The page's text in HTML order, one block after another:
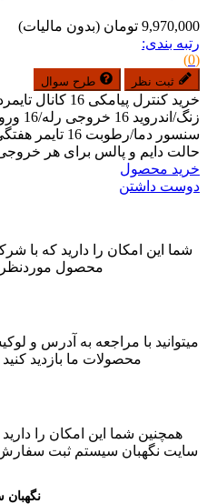
9,970,000 تومان
(بدون مالیات)
رتبه بندی:
(0)
ثبت نظر طرح سوال
خرید کنترل
زنگ/
حالت دایم و پالس برای هر
خرید محصول
دوست داشتن
شما این امکان را دارید که با
محصول موردنظر
میتوانید با مراجعه به آدرس
محصولات ما بازدید
همچنین شما این امکان را
سایت نگهبان سیستم ثبت
نگهبان